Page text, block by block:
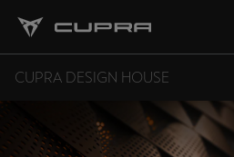
CUPRA DESIGN HOUSE